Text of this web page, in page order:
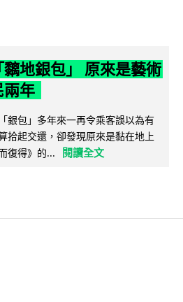
地銀包」 原來是藝術
兩年
銀包」多年來一再令乘客誤以為有
拾起交還，卻發現原來是黏在地上
復得》的...
閱讀全文